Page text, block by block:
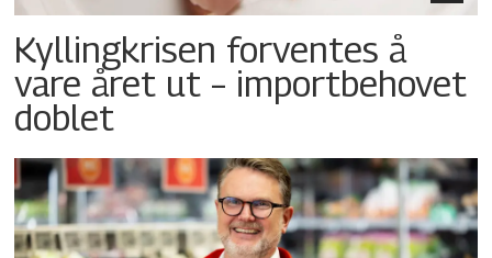
Kyllingkrisen forventes å
vare året ut – importbehovet
doblet